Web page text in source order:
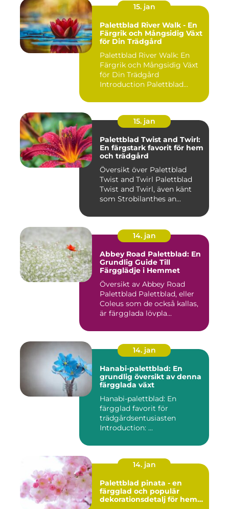
15. jan
Palettblad River Walk - En
Färgrik och Mångsidig Växt
för Din Trädgård
Palettblad River Walk: En
Färgrik och Mångsidig Växt
för Din Trädgård
Introduction Palettblad
15. jan
Palettblad Twist and Twirl:
En färgstark favorit för hem
och trädgård
Översikt över Palettblad
Twist and Twirl Palettblad
Twist and Twirl, även känt
som Strobilanthes an...
14. jan
Abbey Road Palettblad: En
Grundlig Guide Till
Färgglädje i Hemmet
Översikt av Abbey Road
Palettblad Palettblad, eller
Coleus som de också kallas,
är färgglada lövpla...
14. jan
Hanabi-palettblad: En
grundlig översikt av denna
färgglada växt
Hanabi-palettblad: En
färgglad favorit för
trädgårdsentusiasten
Introduction: ...
14. jan
Palettblad pinata - en
färgglad och populär
dekorationsdetalj för hem